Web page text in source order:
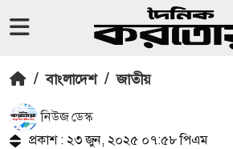
/ বাংলাদেশ / জাতীয়
নিউজ ডেস্ক
প্রকাশ : ২৩ জুন, ২০২৫ ০৭:৫৮ পিএম